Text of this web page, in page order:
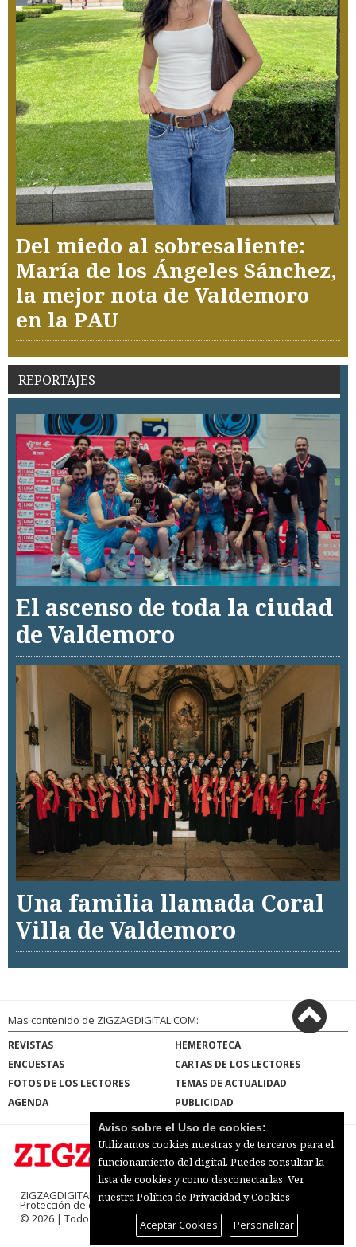
Del miedo al sobresaliente:
María de los Ángeles Sánchez,
la mejor nota de Valdemoro
en la PAU
REPORTAJES
El ascenso de toda la ciudad
de Valdemoro
Una familia llamada Coral
Villa de Valdemoro
Mas contenido de ZIGZAGDIGITAL.COM:
REVISTAS
HEMEROTECA
ENCUESTAS
CARTAS DE LOS LECTORES
FOTOS DE LOS LECTORES
TEMAS DE ACTUALIDAD
AGENDA
PUBLICIDAD
ZIGZAGDIGITAL.COM |Términos de uso|
Protección de datos|Mapa del sitio
© 2026 | Todos los derechos reservados
Aviso sobre el Uso de cookies:
Utilizamos cookies nuestras y de terceros para el
funcionamiento del digital. Puedes consultar la
lista de cookies y como desconectarlas. Ver
nuestra Política de Privacidad y Cookies
Aceptar Cookies
Personalizar